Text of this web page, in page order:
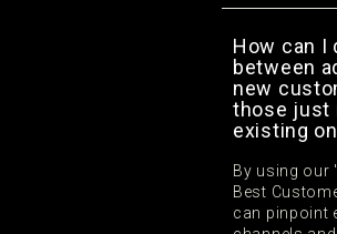
How can I
between
new
those just
existing
By using our
Best
can pinpoint